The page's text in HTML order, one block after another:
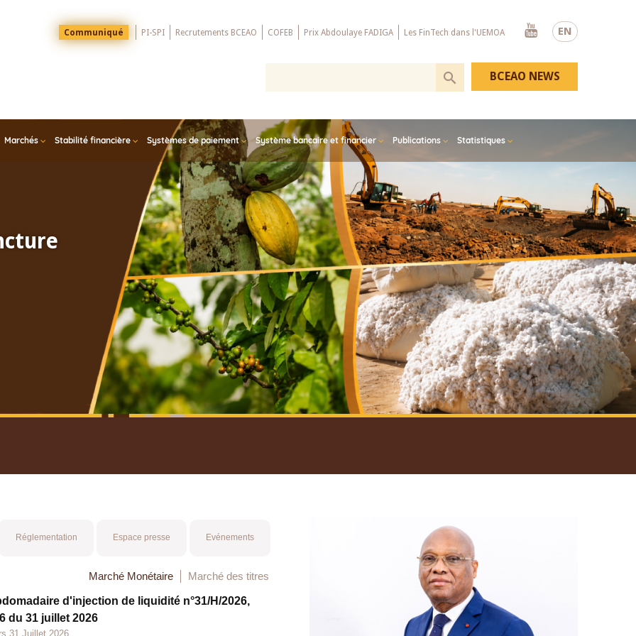
EN
Menu
Top
Communiqué PI-SPI Recrutements BCEAO COFEB Prix Abdoulaye FADIGA Les FinTech dans l'UEMOA
Youtube
Marchés Stabilité financière Systèmes de paiement Système bancaire et financier Publications Statistiques
BCEAO NEWS
Réglementation Espace presse Evénements
Marché Monétaire Marché des titres
d'injection de liquidité n°31/H/2026,
du 31 juillet 2026
31 Juillet 2026